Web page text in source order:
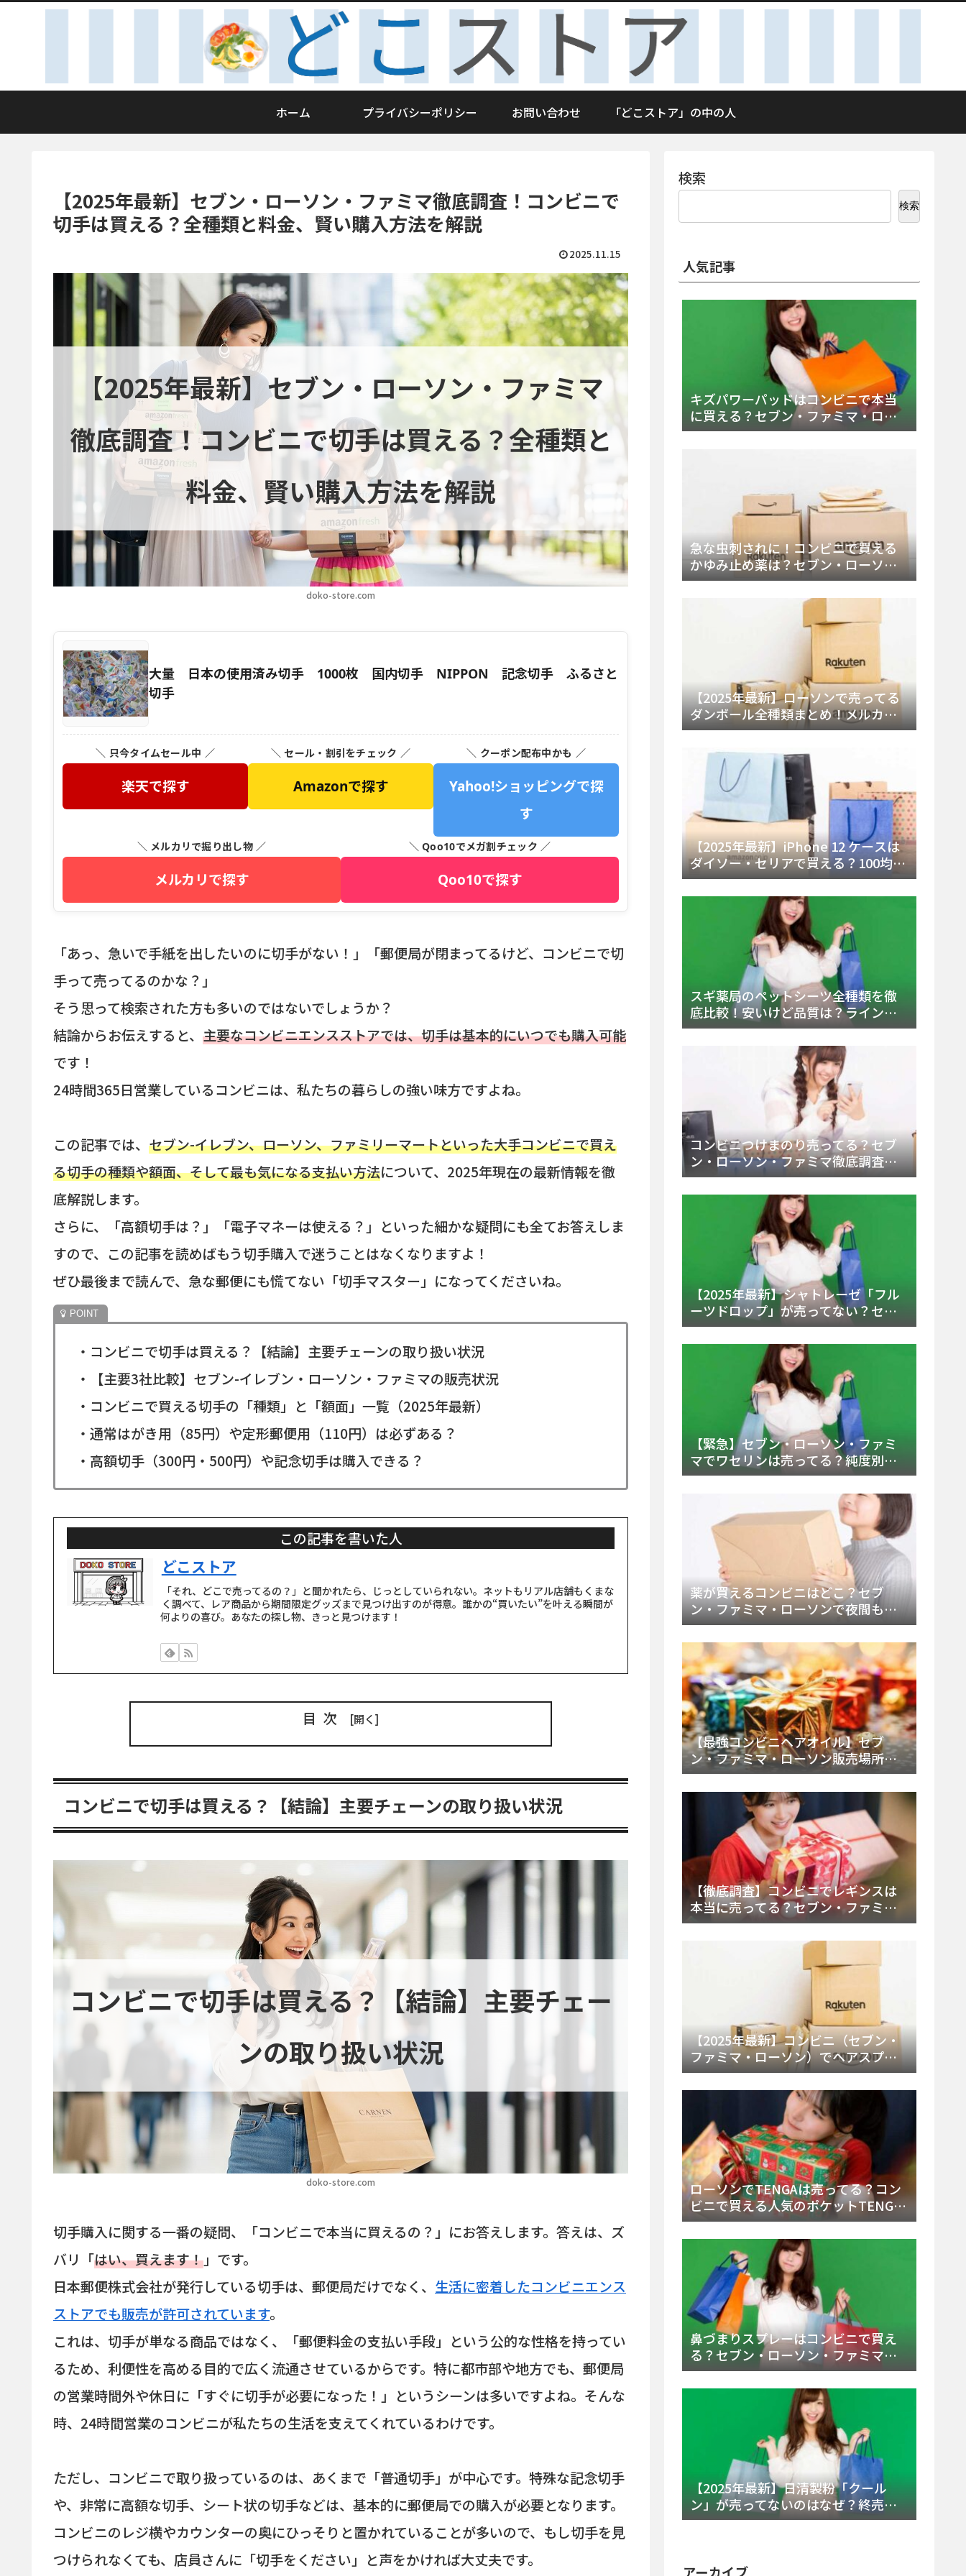
ホーム プライバシーポリシー お問い合わせ 「どこストア」の中の人
【2025年最新】セブン・ローソン・ファミマ徹底調査！コンビニで
切手は買える？全種類と料金、賢い購入方法を解説
2025.11.15
doko-store.com
【2025年最新】セブン・ローソン・ファミマ
徹底調査！コンビニで切手は買える？全種類と
料金、賢い購入方法を解説
大量 日本の使用済み切手 1000枚 国内切手 NIPPON 記念切手 ふるさと
切手
＼ 只今タイムセール中 ／
楽天で探す
＼ セール・割引をチェック ／
Amazonで探す
＼ クーポン配布中かも ／
Yahoo!ショッピングで探
す
＼ メルカリで掘り出し物 ／
メルカリで探す
＼ Qoo10でメガ割チェック ／
Qoo10で探す
「あっ、急いで手紙を出したいのに切手がない！」「郵便局が閉まってるけど、コンビニで切
手って売ってるのかな？」
そう思って検索された方も多いのではないでしょうか？
結論からお伝えすると、 主要なコンビニエンスストアでは、切手は基本的にいつでも購入可能
です！
24時間365日営業しているコンビニは、私たちの暮らしの強い味方ですよね。
この記事では、 セブン-イレブン、ローソン、ファミリーマートといった大手コンビニで買え
る切手の種類や額面、そして最も気になる支払い方法について、2025年現在の最新情報を徹
底解説します。
さらに、「高額切手は？」「電子マネーは使える？」といった細かな疑問にも全てお答えしま
すので、この記事を読めばもう切手購入で迷うことはなくなりますよ！
ぜひ最後まで読んで、急な郵便にも慌てない「切手マスター」になってくださいね。
・コンビニで切手は買える？【結論】主要チェーンの取り扱い状況
・【主要3社比較】セブン-イレブン・ローソン・ファミマの販売状況
・コンビニで買える切手の「種類」と「額面」一覧（2025年最新）
・通常はがき用（85円）や定形郵便用（110円）は必ずある？
・高額切手（300円・500円）や記念切手は購入できる？
この記事を書いた人
どこストア
「それ、どこで売ってるの？」と聞かれたら、じっとしていられない。ネットもリアル店舗もくまな
く調べて、レア商品から期間限定グッズまで見つけ出すのが得意。誰かの“買いたい”を叶える瞬間が
何よりの喜び。あなたの探し物、きっと見つけます！
目次
コンビニで切手は買える？【結論】主要チェーンの取り扱い状況
doko-store.com
コンビニで切手は買える？【結論】主要チェー
ンの取り扱い状況
切手購入に関する一番の疑問、「コンビニで本当に買えるの？」にお答えします。答えは、ズ
バリ「はい、買えます！」です。
日本郵便株式会社が発行している切手は、郵便局だけでなく、 生活に密着したコンビニエンス
ストアでも販売が許可されています。
これは、切手が単なる商品ではなく、「郵便料金の支払い手段」という公的な性格を持ってい
るため、利便性を高める目的で広く流通させているからです。特に都市部や地方でも、郵便局
の営業時間外や休日に「すぐに切手が必要になった！」というシーンは多いですよね。そんな
時、24時間営業のコンビニが私たちの生活を支えてくれているわけです。
ただし、コンビニで取り扱っているのは、あくまで「普通切手」が中心です。特殊な記念切手
や、非常に高額な切手、シート状の切手などは、基本的に郵便局での購入が必要となります。
コンビニのレジ横やカウンターの奥にひっそりと置かれていることが多いので、もし切手を見
つけられなくても、店員さんに「切手をください」と声をかければ大丈夫です。
検索
検索
人気記事
キズパワーパッドはコンビニで本当
に買える？セブン・ファミマ・ロー
ソン徹底調査＆値段と種類別販売場
急な虫刺されに！コンビニで買える
かゆみ止め薬は？セブン・ローソ
ン・ファミマの販売状況と定番商品
【2025年最新】ローソンで売ってる
ダンボール全種類まとめ！メルカリ
便・ゆうパック対応サイズと価格を
【2025年最新】iPhone 12 ケースは
ダイソー・セリアで買える？100均の
在庫状況と失敗しない選び方を徹底
解説！
スギ薬局のペットシーツ全種類を徹
底比較！安いけど品質は？ラインナ
ップと販売店（Amazon・楽天含む）
コンビニつけまのり売ってる？セブ
ン・ローソン・ファミマ徹底調査！
ドンキや薬局、Amazon楽天で買う方
法まとめ
【2025年最新】シャトレーゼ「フル
ーツドロップ」が売ってない？セブ
ンでの販売終了理由と代替アイスを
徹底解説！
【緊急】セブン・ローソン・ファミ
マでワセリンは売ってる？純度別お
すすめ品と販売場所を徹底まとめ
薬が買えるコンビニはどこ？セブ
ン・ファミマ・ローソンで夜間も買
える市販薬の種類と販売店の探し方
【2025年最新】
【最強コンビニヘアオイル】セブ
ン・ファミマ・ローソン販売場所
は？今すぐ買えるおすすめ市販品を
徹底調査！
【徹底調査】コンビニでレギンスは
本当に売ってる？セブン・ファミ
マ・ローソンの取扱店舗とメーカ
ー・内容物を詳しく調べてみた！
【2025年最新】コンビニ（セブン・
ファミマ・ローソン）でヘアスプレ
ーは売ってる？販売場所と買える種
類・値段を徹底調査！
ローソンでTENGAは売ってる？コン
ビニで買える人気のポケットTENGA
とエッグの取り扱い店舗と陳列場所
を徹底解説！
鼻づまりスプレーはコンビニで買え
る？セブン・ローソン・ファミマの
販売時間と主要製品を徹底解説
【2025年最新】日清製粉「クール
ン」が売ってないのはなぜ？終売の
真相とレアチーズケーキ代替品・再
アーカイブ